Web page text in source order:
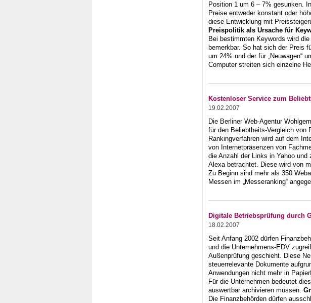
Position 1 um 6 – 7% gesunken.
Preise entweder konstant oder
diese Entwicklung mit
Preispolitik als Ursache für
Bei bestimmten Keywords wird
bemerkbar. So hat sich der Preis
um 24% und der für „Neuwagen“
Computer streiten sich einzelne
Kostenloser Service zum
19.02.2007
Die Berliner Web-Agentur
für den Beliebtheits-Vergleich von
Rankingverfahren wird auf dem
von Internetpräsenzen von
die Anzahl der Links in Yahoo
Alexa betrachtet. Diese wird von
Zu Beginn sind mehr als 350
Messen im „Messeranking“
Digitale Betriebsprüfung durch
18.02.2007
Seit Anfang 2002 dürfen
und die Unternehmens-EDV
Außenprüfung geschieht. Diese
steuerrelevante Dokumente
Anwendungen nicht mehr in
Für die Unternehmen bedeutet
auswertbar archivieren müssen.
Die Finanzbehörden dürfen